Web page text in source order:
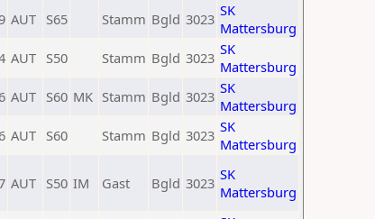
AUT S65 Stamm Bgld 3023 SK
Mattersburg
AUT S50 Stamm Bgld 3023 SK
Mattersburg
AUT S60 MK Stamm Bgld 3023 SK
Mattersburg
AUT S60 Stamm Bgld 3023 SK
Mattersburg
AUT S50 IM Gast Bgld 3023 SK
Mattersburg